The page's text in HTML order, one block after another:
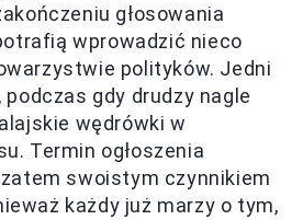
głosowania
wprowadzić nieco
polityków. Jedni
gdy drudzy nagle
wędrówki w
Termin ogłoszenia
swoistym czynnikiem
każdy już marzy o tym,